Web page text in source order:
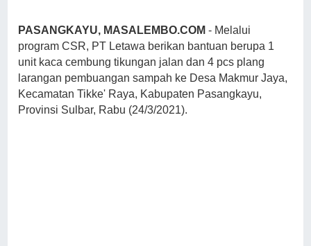
PASANGKAYU, MASALEMBO.COM - Melalui
program CSR, PT Letawa berikan bantuan berupa 1
unit kaca cembung tikungan jalan dan 4 pcs plang
larangan pembuangan sampah ke Desa Makmur Jaya,
Kecamatan Tikke' Raya, Kabupaten Pasangkayu,
Provinsi Sulbar, Rabu (24/3/2021).